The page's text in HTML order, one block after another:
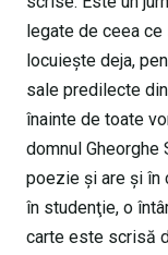
legate de ceea
locuieşte deja,
sale predilecte
înainte de toate
domnul Gheorghe
poezie şi are şi în
în studenţie, o
carte este scrisă